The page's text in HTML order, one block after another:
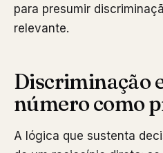
para presumir
relevante.
Discriminação
número como
A lógica que sustenta